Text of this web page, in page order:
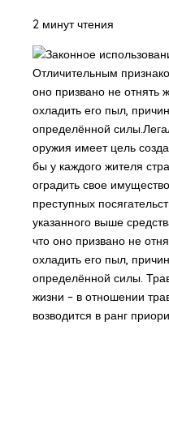
2 минут чтения
Отличительным
оно призвано не отнять
охладить его пыл,
определённой силы.
оружия имеет цель
бы у каждого жителя
оградить свое
преступных
указанного выше
что оно призвано не
охладить его пыл,
определённой силы.
жизни – в отношении
возводится в ранг